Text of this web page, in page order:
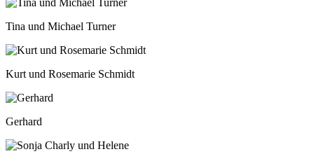
Tina und Michael Turner
Kurt und Rosemarie Schmidt
Gerhard